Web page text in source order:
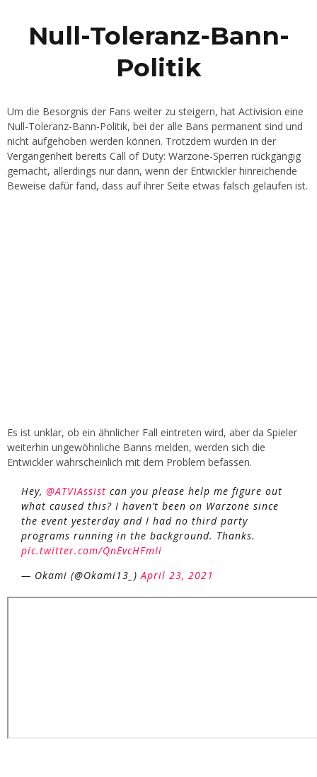
Null-Toleranz-Bann-
Politik
Um die Besorgnis der Fans weiter zu steigern, hat Activision eine
Null-Toleranz-Bann-Politik, bei der alle Bans permanent sind und
nicht aufgehoben werden können. Trotzdem wurden in der
Vergangenheit bereits Call of Duty: Warzone-Sperren rückgängig
gemacht, allerdings nur dann, wenn der Entwickler hinreichende
Beweise dafür fand, dass auf ihrer Seite etwas falsch gelaufen ist.
Es ist unklar, ob ein ähnlicher Fall eintreten wird, aber da Spieler
weiterhin ungewöhnliche Banns melden, werden sich die
Entwickler wahrscheinlich mit dem Problem befassen.
Hey, @ATVIAssist can you please help me figure out
what caused this? I haven’t been on Warzone since
the event yesterday and I had no third party
programs running in the background. Thanks.
pic.twitter.com/QnEvcHFmIi
— Okami (@Okami13_)April 23, 2021